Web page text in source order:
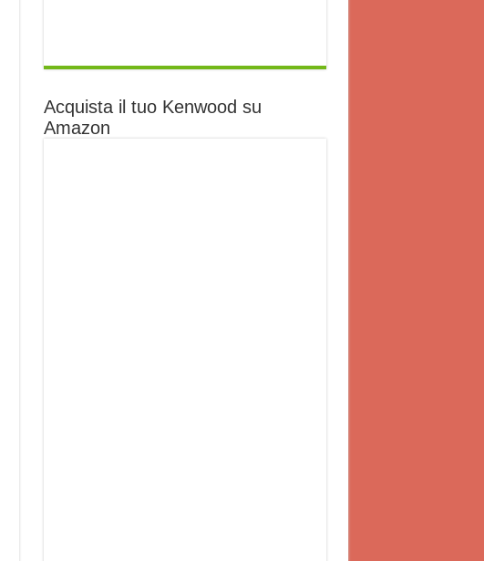
Acquista il tuo Kenwood su
Amazon